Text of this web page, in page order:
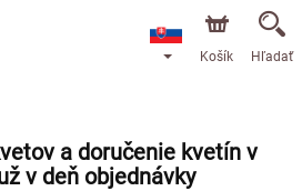
prostredníctvom nášho e-shopu.
doručenia je od 13.8.2026 z
Košík Hľadať
a doručenie kvetín v
v deň objednávky